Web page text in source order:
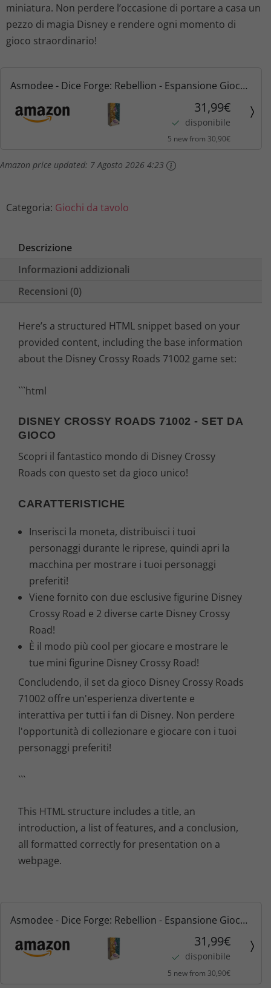
miniatura. Non perdere l’occasione di portare a casa un
pezzo di magia Disney e rendere ogni momento di
gioco straordinario!
Asmodee - Dice Forge: Rebellion - Espansione Gioco
da Tavolo, Edizione in Italiano
31,99€
disponibile
5 new from 30,90€
Amazon price updated: 7 Agosto 2026 4:23
Categoria: Giochi da tavolo
Descrizione
Informazioni addizionali
Recensioni (0)
Here’s a structured HTML snippet based on your
provided content, including the base information
about the Disney Crossy Roads 71002 game set:
```html
DISNEY CROSSY ROADS 71002 - SET DA
GIOCO
Scopri il fantastico mondo di Disney Crossy
Roads con questo set da gioco unico!
CARATTERISTICHE
Inserisci la moneta, distribuisci i tuoi
personaggi durante le riprese, quindi apri la
macchina per mostrare i tuoi personaggi
preferiti!
Viene fornito con due esclusive figurine Disney
Crossy Road e 2 diverse carte Disney Crossy
Road!
È il modo più cool per giocare e mostrare le
tue mini figurine Disney Crossy Road!
Concludendo, il set da gioco Disney Crossy Roads
71002 offre un'esperienza divertente e
interattiva per tutti i fan di Disney. Non perdere
l'opportunità di collezionare e giocare con i tuoi
personaggi preferiti!
```
This HTML structure includes a title, an
introduction, a list of features, and a conclusion,
all formatted correctly for presentation on a
webpage.
Asmodee - Dice Forge: Rebellion - Espansione Gioco
da Tavolo, Edizione in Italiano
31,99€
disponibile
5 new from 30,90€